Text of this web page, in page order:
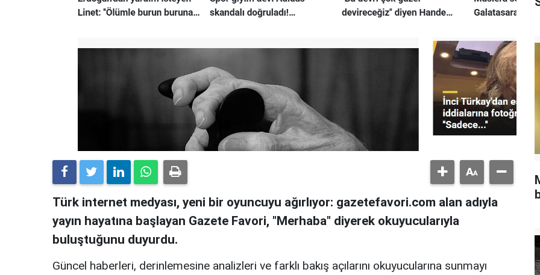
Türk internet medyası, yeni bir oyuncuyu ağırlıyor: gazetefavori.com alan adıyla
yayın hayatına başlayan Gazete Favori, "Merhaba" diyerek okuyucularıyla
buluştuğunu duyurdu.
Güncel haberleri, derinlemesine analizleri ve farklı bakış açılarını okuyucularına sunmayı